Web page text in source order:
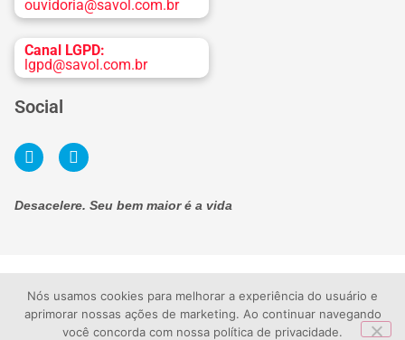
ouvidoria@savol.com.br
Canal LGPD:
lgpd@savol.com.br
Social
Desacelere. Seu bem maior é a vida
SAVOL Peugeot | SAVOL MERCI VEICULOS LTDA
CNPJ: 25.079.653.0001-39
Nós usamos cookies para melhorar a experiência do usuário e
aprimorar nossas ações de marketing. Ao continuar navegando
você concorda com nossa política de privacidade.